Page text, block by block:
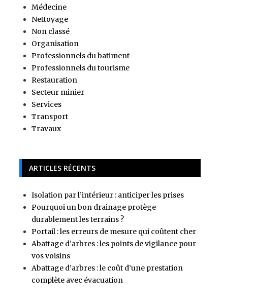
Médecine
Nettoyage
Non classé
Organisation
Professionnels du batiment
Professionnels du tourisme
Restauration
Secteur minier
Services
Transport
Travaux
ARTICLES RÉCENTS
Isolation par l’intérieur : anticiper les prises
Pourquoi un bon drainage protège
durablement les terrains ?
Portail : les erreurs de mesure qui coûtent cher
Abattage d’arbres : les points de vigilance pour
vos voisins
Abattage d’arbres : le coût d’une prestation
complète avec évacuation